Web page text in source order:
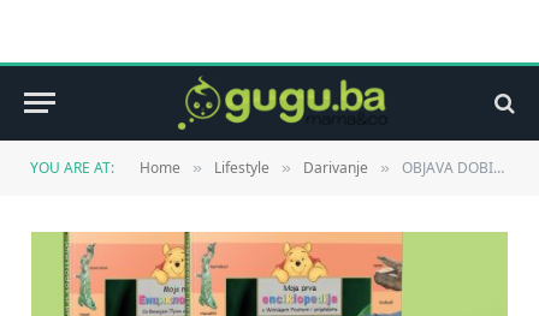
YOU ARE AT: Home » Lifestyle » Darivanje » OBJAVA DOBITNIKA Kolekcija knjiga Moja prva enciklopedija s Winniejem Poohom i prijateljima